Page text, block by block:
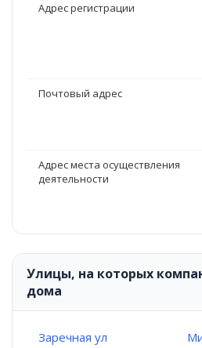
Адрес регистрации
Почтовый адрес
Адрес места осуществления
деятельности
Улицы, на которых
дома
Заречная ул